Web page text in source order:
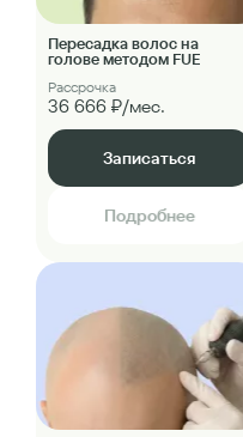
Пересадка волос на
голове методом FUE
Рассрочка
36 666 ₽/мес.
Записаться
Подробнее